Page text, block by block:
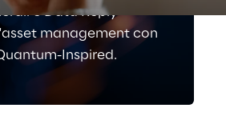
e Data Reply
management con
Inspired.